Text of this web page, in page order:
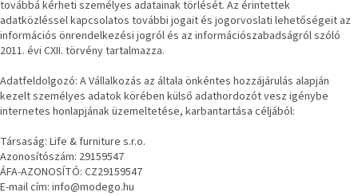
továbbá kérheti személyes adatainak törlését. Az érintettek
adatközléssel kapcsolatos további jogait és jogorvoslati lehetőségeit az
információs önrendelkezési jogról és az információszabadságról szóló
2011. évi CXII. törvény tartalmazza.
Adatfeldolgozó: A Vállalkozás az általa önkéntes hozzájárulás alapján
kezelt személyes adatok körében külső adathordozót vesz igénybe
internetes honlapjának üzemeltetése, karbantartása céljából:
Társaság: Life & furniture s.r.o.
Azonosítószám: 29159547
ÁFA-AZONOSÍTÓ: CZ29159547
E-mail cím: info@modego.hu